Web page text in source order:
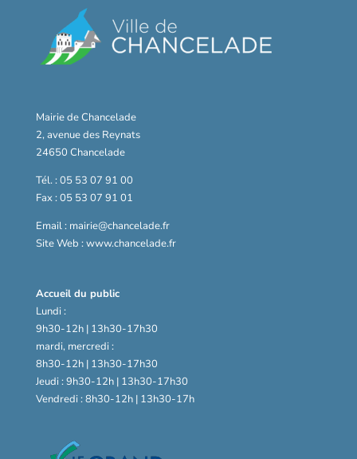
Mairie de Chancelade
2, avenue des Reynats
24650 Chancelade
Tél. : 05 53 07 91 00
Fax : 05 53 07 91 01
Email : mairie@chancelade.fr
Site Web : www.chancelade.fr
Accueil du public
Lundi :
9h30-12h | 13h30-17h30
mardi, mercredi :
8h30-12h | 13h30-17h30
Jeudi : 9h30-12h | 13h30-17h30
Vendredi : 8h30-12h | 13h30-17h